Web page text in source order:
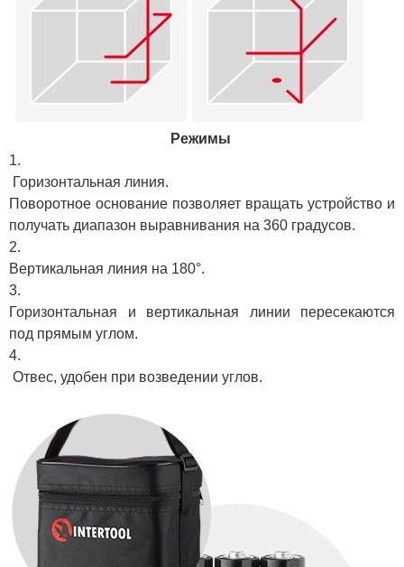
Режимы
Горизонтальная линия.
Поворотное основание позволяет вращать устройство и
получать диапазон выравнивания на 360 градусов.
Вертикальная линия на 180°.
Горизонтальная и вертикальная линии пересекаются
под прямым углом.
Отвес, удобен при возведении углов.